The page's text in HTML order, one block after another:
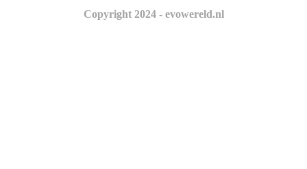
Copyright 2024 - evowereld.nl